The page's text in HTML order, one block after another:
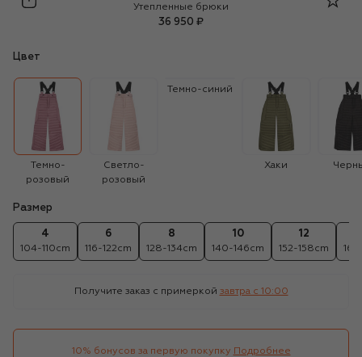
Bomboogie
Утепленные брюки
36 950 ₽
Цвет
Темно-
розовый
Светло-
розовый
Темно-синий
Хаки
Размер
4
104-110cm
6
116-122cm
8
128-134cm
10
140-146cm
12
152-158cm
Получите заказ с примеркой завтра c 10:00
10% бонусов за первую покупку Подробнее